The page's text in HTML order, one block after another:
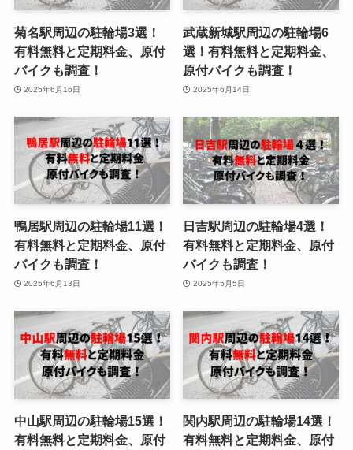
菊名駅周辺の駐輪場3選！
有料無料と定期料金、原付
バイクも調査！
2025年6月16日
武蔵新城駅周辺の駐輪場6
選！有料無料と定期料金、
原付バイクも調査！
2025年6月14日
鴨居駅周辺の駐輪場11選！
有料無料と定期料金、原付
バイクも調査！
2025年6月13日
日吉駅周辺の駐輪場4選！
有料無料と定期料金、原付
バイクも調査！
2025年5月5日
中山駅周辺の駐輪場15選！
有料無料と定期料金、原付
関内駅周辺の駐輪場14選！
有料無料と定期料金、原付